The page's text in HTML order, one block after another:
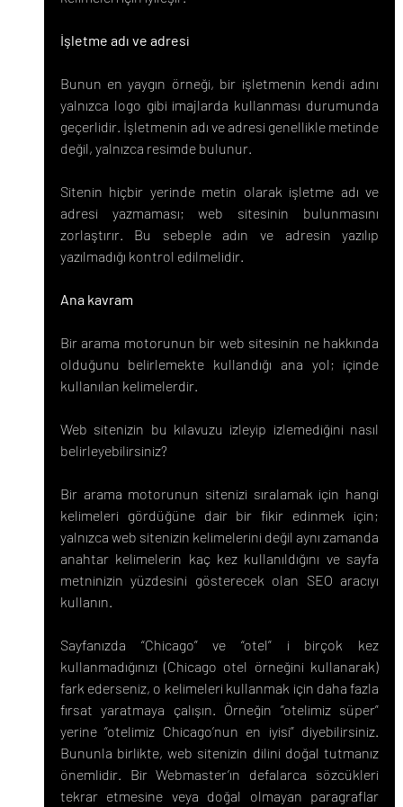
İşletme adı ve adresi
Bunun en yaygın örneği, bir işletmenin kendi adını
yalnızca logo gibi imajlarda kullanması durumunda
geçerlidir. İşletmenin adı ve adresi genellikle metinde
değil, yalnızca resimde bulunur.
Sitenin hiçbir yerinde metin olarak işletme adı ve
adresi yazmaması; web sitesinin bulunmasını
zorlaştırır. Bu sebeple adın ve adresin yazılıp
yazılmadığı kontrol edilmelidir.
Ana kavram
Bir arama motorunun bir web sitesinin ne hakkında
olduğunu belirlemekte kullandığı ana yol; içinde
kullanılan kelimelerdir.
Web sitenizin bu kılavuzu izleyip izlemediğini nasıl
belirleyebilirsiniz?
Bir arama motorunun sitenizi sıralamak için hangi
kelimeleri gördüğüne dair bir fikir edinmek için;
yalnızca web sitenizin kelimelerini değil aynı zamanda
anahtar kelimelerin kaç kez kullanıldığını ve sayfa
metninizin yüzdesini gösterecek olan SEO aracıyı
kullanın.
Sayfanızda “Chicago” ve “otel” i birçok kez
kullanmadığınızı (Chicago otel örneğini kullanarak)
fark ederseniz, o kelimeleri kullanmak için daha fazla
fırsat yaratmaya çalışın. Örneğin “otelimiz süper”
yerine “otelimiz Chicago’nun en iyisi” diyebilirsiniz.
Bununla birlikte, web sitenizin dilini doğal tutmanız
önemlidir. Bir Webmaster’ın defalarca sözcükleri
tekrar etmesine veya doğal olmayan paragraflar